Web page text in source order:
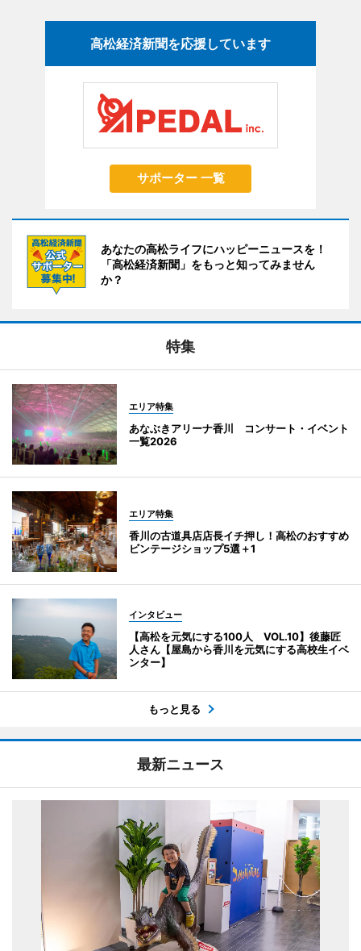
高松経済新聞を応援しています
サポーター 一覧
あなたの高松ライフにハッピーニュースを！
「高松経済新聞」をもっと知ってみません
か？
特集
エリア特集
あなぶきアリーナ香川 コンサート・イベント
一覧2026
エリア特集
香川の古道具店店長イチ押し！高松のおすすめ
ビンテージショップ5選＋1
インタビュー
【高松を元気にする100人 VOL.10】後藤匠
人さん【屋島から香川を元気にする高校生イベ
ンター】
もっと見る
最新ニュース